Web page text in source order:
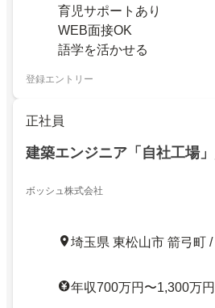
育児サポートあり
WEB面接OK
語学を活かせる
登録エントリー
正社員
建築エンジニア「自社工場
ボッシュ株式会社
埼玉県 東松山市 箭弓町
年収700万円〜1,300万円